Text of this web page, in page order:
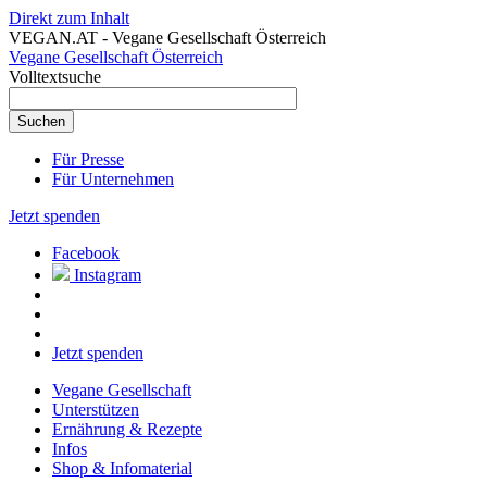
Direkt zum Inhalt
VEGAN.AT - Vegane Gesellschaft Österreich
Vegane Gesellschaft Österreich
Volltextsuche
Für Presse
Für Unternehmen
Jetzt spenden
Facebook
Instagram
Jetzt spenden
Vegane Gesellschaft
Unterstützen
Ernährung & Rezepte
Infos
Shop & Infomaterial